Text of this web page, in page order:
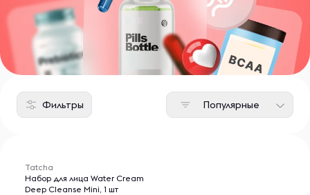
Фильтры Популярные
Tatcha
Набор для лица Water Cream
Deep Cleanse Mini, 1 шт